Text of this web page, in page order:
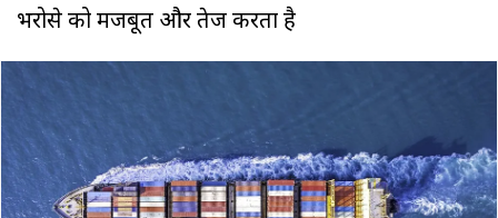
भरोसे को मजबूत और तेज करता है